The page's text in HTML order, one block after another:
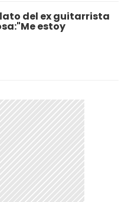
del ex guitarrista
estoy